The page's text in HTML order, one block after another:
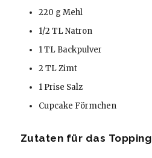
220 g Mehl
1/2 TL Natron
1 TL Backpulver
2 TL Zimt
1 Prise Salz
Cupcake Förmchen
Zutaten für das Topping